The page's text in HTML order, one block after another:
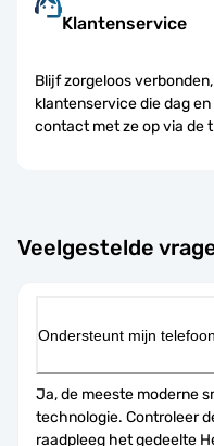
Klantenservice
Blijf zorgeloos
klantenservice die dag
contact met ze op via de
Veelgestelde
Ondersteunt mijn
Ja, de meeste moderne
technologie. Controleer
raadpleeg het gedeelte